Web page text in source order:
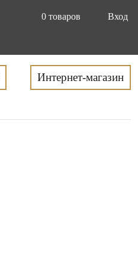
0 товаров
Вход
Интернет-магазин